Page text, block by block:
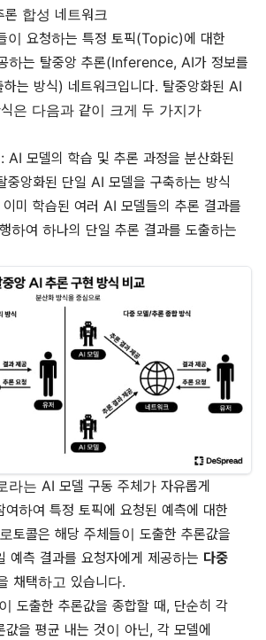
합성 네트워크
이 요청하는 특정 토픽(Topic)에 대한
하는 탈중앙 추론(Inference, AI가 정보를
는 방식) 네트워크입니다. 탈중앙화된 AI
은 다음과 같이 크게 두 가지가
: AI 모델의 학습 및 추론 과정을 분산화된
중앙화된 단일 AI 모델을 구축하는 방식
이미 학습된 여러 AI 모델들의 추론 결과를
하여 하나의 단일 추론 결과를 도출하는
는 AI 모델 구동 주체가 자유롭게
여하여 특정 토픽에 요청된 예측에 대한
토콜은 해당 주체들이 도출한 추론값을
예측 결과를 요청자에게 제공하는 다중
채택하고 있습니다.
도출한 추론값을 종합할 때, 단순히 각
값을 평균 내는 것이 아닌, 각 모델에